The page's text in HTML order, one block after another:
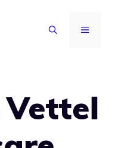
MENU
Vettel